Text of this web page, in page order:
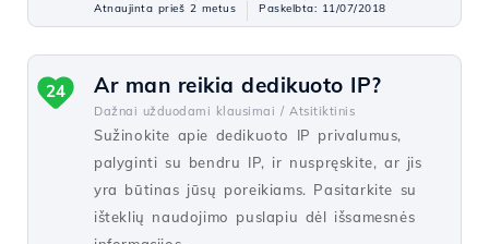
Atnaujinta prieš 2 metus
Paskelbta: 11/07/2018
Ar man reikia dedikuoto IP?
Dažnai užduodami klausimai / Atsitiktinis
Sužinokite apie dedikuoto IP privalumus,
palyginti su bendru IP, ir nuspręskite, ar jis
yra būtinas jūsų poreikiams. Pasitarkite su
išteklių naudojimo puslapiu dėl išsamesnės
24